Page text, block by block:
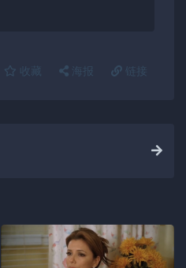
收藏 海报 链接